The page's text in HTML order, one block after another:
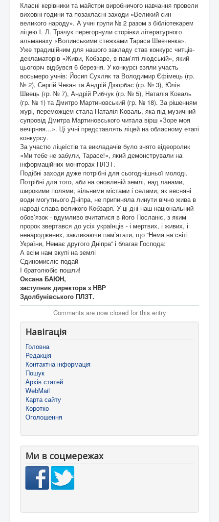
Класні керівники та майстри виробничого навчання провели
виховні години та позакласні заходи «Великий син
великого народу». А учні групи № 2 разом з бібліотекарем
ліцею І. Л. Трачук перегорнули сторінки літературного
альманаху «Волинськими стежками Тараса Шевченка».
Уже традиційним для нашого закладу став конкурс читців-
декламаторів «Живи, Кобзаре, в пам’яті людській», який
цьогоріч відбувся 6 березня. У конкурсі взяли участь
восьмеро учнів: Йосип Сухляк та Володимир Єфімець (гр.
№ 2), Сергій Чекан та Андрій Дзюрбас (гр. № 3), Юлія
Швець (гр. № 7), Андрій Рибчук (гр. № 5), Наталія Коваль
(гр. № 1) та Дмитро Мартиновський (гр. № 18). За рішенням
журі, переможцем стала Наталія Коваль, яка під музичний
супровід Дмитра Мартиновського читала вірш «Зоре моя
вечірняя…». Ці учні представлять ліцей на обласному етапі
конкурсу.
За участю ліцеїстів та викладачів було знято відеоролик
«Ми тебе не забули, Тарасе!», який демонстрували на
інформаційних моніторах ПЛЗТ.
Подібні заходи дуже потрібні для сьогоднішньої молоді.
Потрібні для того, аби на оновленій землі, над ланами,
широкими полями, вільними містами і селами, як весняні
води могутнього Дніпра, не припиняла линути вічно жива в
народі слава великого Кобзаря. У ці дні наш національний
обов’язок - вдумливо вчитатися в його Посланіє, з яким
пророк звертався до усіх українців - і мертвих, і живих, і
ненароджених, закликаючи пам’ятати, що “Нема на світі
України, Немає другого Дніпра” і благав Господа:
А всім нам вкупі на землі
Єдиномисліє подай
І братолюбіє пошли!
Оксана БАЮН,
заступник директора з НВР
Здолбунівського ПЛЗТ.
Comments are now closed for this entry
Навігація
Головна
Редакція
Контактна інформація
Пошук
Архів статей
WebMail
Карта сайту
Коротко
Оголошення
Ми в соцмережах